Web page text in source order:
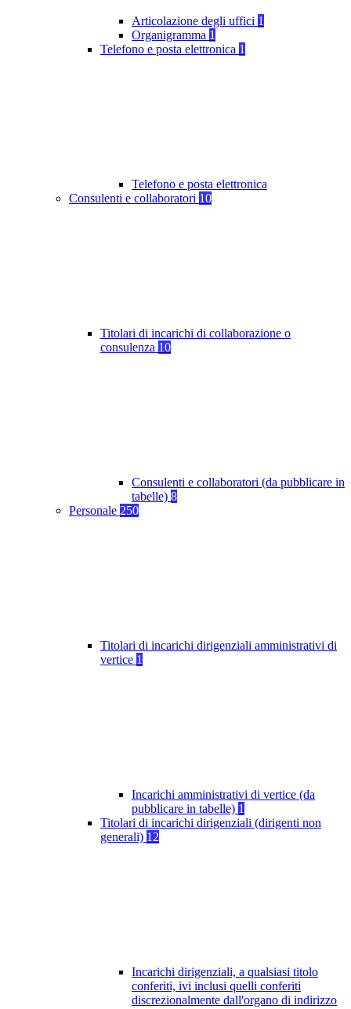
Articolazione degli uffici 1
Organigramma 1
Telefono e posta elettronica 1
Telefono e posta elettronica
Consulenti e collaboratori 10
Titolari di incarichi di collaborazione o
consulenza 10
Consulenti e collaboratori (da pubblicare in
tabelle) 8
Personale 250
Titolari di incarichi dirigenziali amministrativi di
vertice 1
Incarichi amministrativi di vertice (da
pubblicare in tabelle) 1
Titolari di incarichi dirigenziali (dirigenti non
generali) 12
Incarichi dirigenziali, a qualsiasi titolo
conferiti, ivi inclusi quelli conferiti
discrezionalmente dall'organo di indirizzo